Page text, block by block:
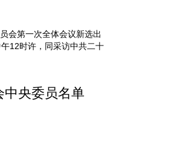
会第一次全体会议新选出
12时许，同采访中共二十
中央委员名单